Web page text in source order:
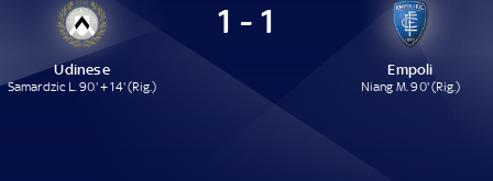
Udinese
Samardzic L. 90' + 14' (Rig.)
1 - 1
Empoli
Niang M. 90' (Rig.)